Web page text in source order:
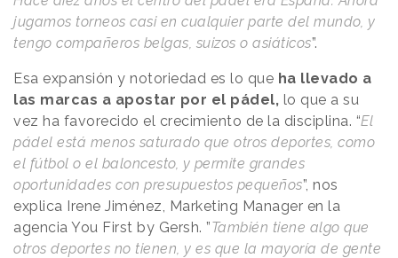
jugamos torneos casi en cualquier parte del mundo, y
tengo compañeros belgas, suizos o asiáticos”.
Esa expansión y notoriedad es lo que ha llevado a
las marcas a apostar por el pádel, lo que a su
vez ha favorecido el crecimiento de la disciplina. “El
pádel está menos saturado que otros deportes, como
el fútbol o el baloncesto, y permite grandes
oportunidades con presupuestos pequeños”, nos
explica Irene Jiménez, Marketing Manager en la
agencia You First by Gersh. ”También tiene algo que
otros deportes no tienen, y es que la mayoría de gente